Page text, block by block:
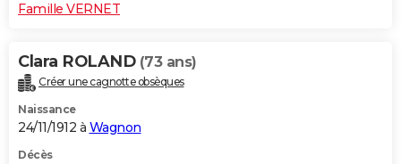
Famille VERNET
Clara ROLAND (73 ans)
Créer une cagnotte obsèques
Naissance
24/11/1912 à Wagnon
Décès